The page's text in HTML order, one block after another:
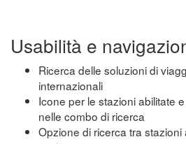
Usabilità e
Ricerca delle soluzioni di
internazionali
Icone per le stazioni abilitate
nelle combo di ricerca
Opzione di ricerca tra stazioni